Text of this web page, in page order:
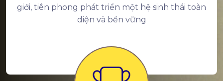
giới, tiên phong phát triển một hệ sinh thái toàn
diện và bền vững